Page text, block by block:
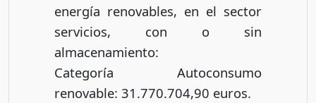
energía renovables, en el sector
servicios, con o sin
almacenamiento:
Categoría Autoconsumo
renovable: 31.770.704,90 euros.